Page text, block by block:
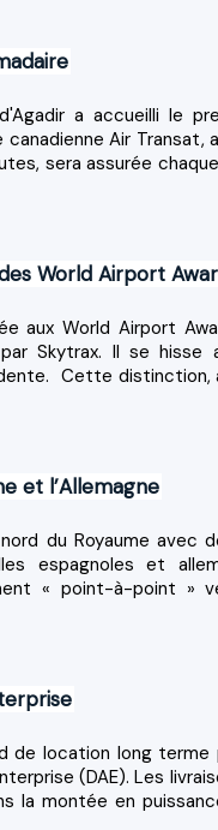
a accueilli le
Air Transat,
sera assurée
World Airport
aux World Airport
Skytrax. Il se hisse
Cette distinction,
et l’Allemagne
du Royaume avec
espagnoles et
« point-à-point »
de location long terme
(DAE). Les
la montée en